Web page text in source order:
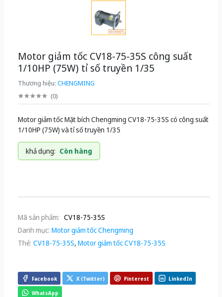
Motor giảm tốc CV18-75-35S công suất
1/10HP (75W) tỉ số truyền 1/35
Thương hiệu: CHENGMING
(0)
Motor giảm tốc Mặt bích Chengming CV18-75-35S có công suất
1/10HP (75W) và tỉ số truyền 1/35
khả dụng: Còn hàng
Mã sản phẩm: CV18-75-35S
Danh mục: Motor giảm tốc Chengming
Thẻ: CV18-75-35S, Motor giảm tốc CV18-75-35S
Facebook X (Twitter) Pinterest LinkedIn
WhatsApp